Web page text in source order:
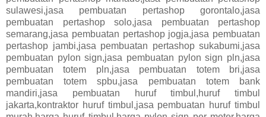
sulawesi,jasa pembuatan pertashop gorontalo,jasa
pembuatan pertashop solo,jasa pembuatan pertashop
semarang,jasa pembuatan pertashop jogja,jasa pembuatan
pertashop jambi,jasa pembuatan pertashop sukabumi,jasa
pembuatan pylon sign,jasa pembuatan pylon sign pln,jasa
pembuatan totem pln,jasa pembuatan totem bri,jasa
pembuatan totem spbu,jasa pembuatan totem bank
mandiri,jasa pembuatan huruf timbul,huruf timbul
jakarta,kontraktor huruf timbul,jasa pembuatan huruf timbul